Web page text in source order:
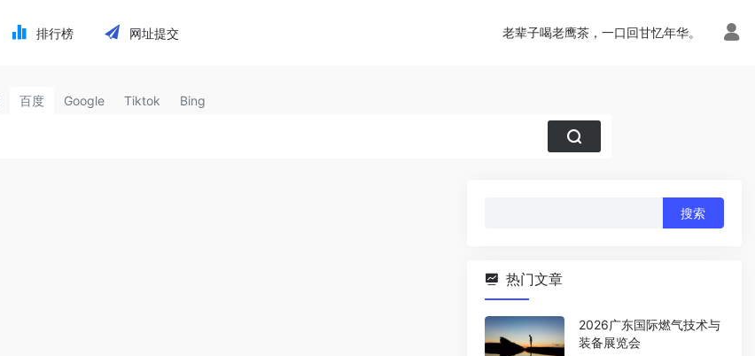
排行榜 网址提交 老辈子喝老鹰茶，一口回甘忆年华。
百度 Google Tiktok Bing
热门文章
2026广东国际燃气技术与
装备展览会